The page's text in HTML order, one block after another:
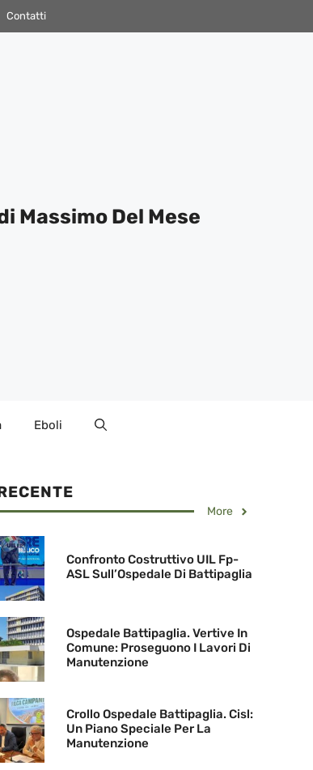
Contatti
Massimo Del Mese
Eboli
More
Confronto Costruttivo UIL Fp-
ASL Sull’Ospedale Di Battipaglia
Ospedale Battipaglia. Vertive In
Comune: Proseguono I Lavori Di
Manutenzione
Crollo Ospedale Battipaglia. Cisl:
Un Piano Speciale Per La
Manutenzione